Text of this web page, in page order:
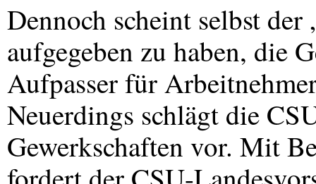
Dennoch scheint selbst
aufgegeben zu haben, die
Aufpasser für
Neuerdings schlägt die
Gewerkschaften vor. Mit